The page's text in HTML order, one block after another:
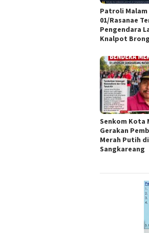
Patroli Malam
01/Rasanae
Pengendara
Knalpot Brong
Senkom Kota
Gerakan
Merah Putih
Sangkareang